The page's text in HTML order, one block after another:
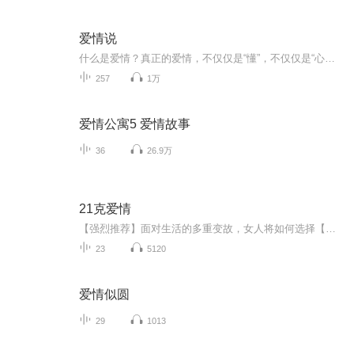
爱情说
257 1万
爱情公寓5 爱情故事
36 26.9万
21克爱情
23 5120
爱情似圆
29 1013